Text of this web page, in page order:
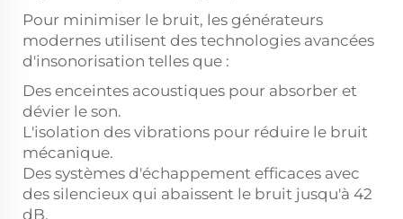
Pour minimiser le bruit, les générateurs
modernes utilisent des technologies avancées
d'insonorisation telles que :
Des enceintes acoustiques pour absorber et
dévier le son.
L'isolation des vibrations pour réduire le bruit
mécanique.
Des systèmes d'échappement efficaces avec
des silencieux qui abaissent le bruit jusqu'à 42
dB.